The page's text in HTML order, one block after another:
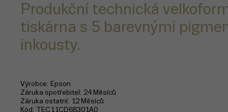
Produkční technická
tiskárna s 5 barevnými
inkousty.
Výrobce
Epson
Záruka spotřebitel
24 Měsíců
Záruka ostatní 12 Měsíců
Kód
TEC11CD68301A0